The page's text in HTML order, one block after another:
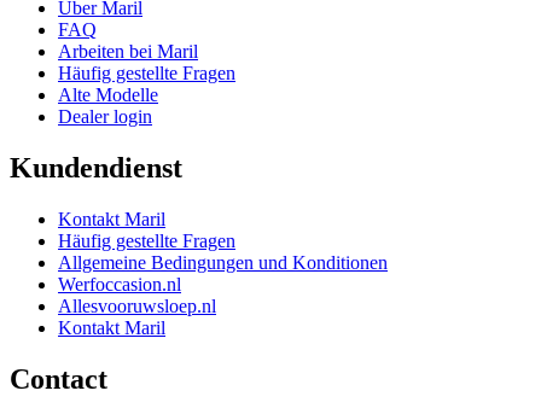
Über Maril
FAQ
Arbeiten bei Maril
Häufig gestellte Fragen
Alte Modelle
Dealer login
Kundendienst
Kontakt Maril
Häufig gestellte Fragen
Allgemeine Bedingungen und Konditionen
Werfoccasion.nl
Allesvooruwsloep.nl
Kontakt Maril
Contact